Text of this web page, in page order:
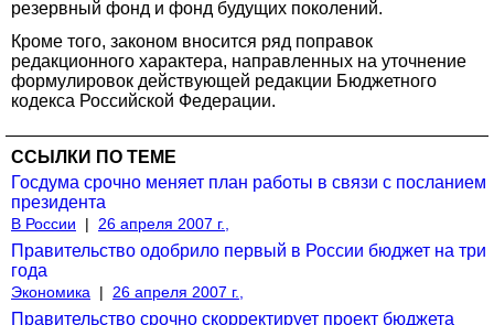
резервный фонд и фонд будущих поколений.
Кроме того, законом вносится ряд поправок
редакционного характера, направленных на уточнение
формулировок действующей редакции Бюджетного
кодекса Российской Федерации.
ССЫЛКИ ПО ТЕМЕ
Госдума срочно меняет план работы в связи с посланием
президента
В России | 26 апреля 2007 г.,
Правительство одобрило первый в России бюджет на три
года
Экономика | 26 апреля 2007 г.,
Правительство срочно скорректирует проект бюджета